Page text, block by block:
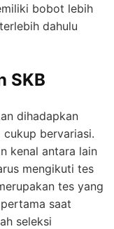
bobot lebih
dahulu
SKB
dihadapkan
bervariasi.
kenal antara lain
mengikuti tes
tes yang
saat
seleksi